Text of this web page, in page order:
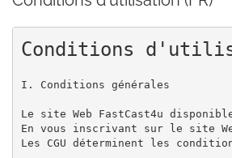
Conditions
I. Conditions générales
Le site Web FastCast4u
En vous inscrivant sur le site
Les CGU déterminent les